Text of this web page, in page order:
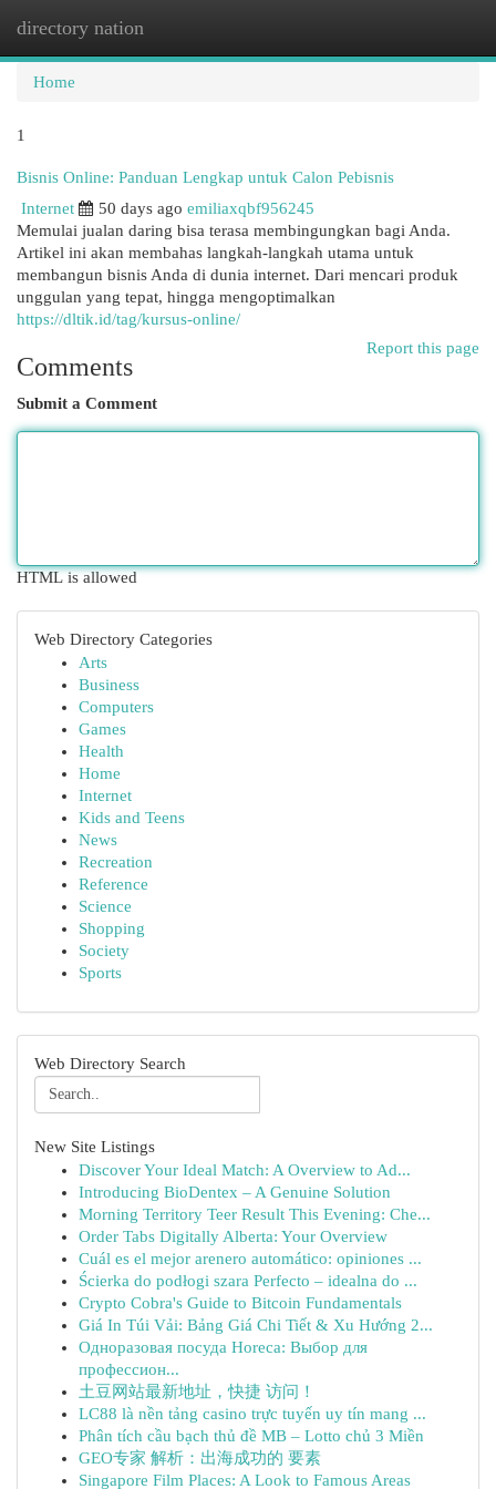
directory nation
Home
1
Bisnis Online: Panduan Lengkap untuk Calon Pebisnis
Internet
50 days ago emiliaxqbf956245
Memulai jualan daring bisa terasa membingungkan bagi Anda.
Artikel ini akan membahas langkah-langkah utama untuk
membangun bisnis Anda di dunia internet. Dari mencari produk
unggulan yang tepat, hingga mengoptimalkan
https://dltik.id/tag/kursus-online/
Report this page
Comments
Submit a Comment
HTML is allowed
Web Directory Categories
Arts
Business
Computers
Games
Health
Home
Internet
Kids and Teens
News
Recreation
Reference
Science
Shopping
Society
Sports
Web Directory Search
New Site Listings
Discover Your Ideal Match: A Overview to Ad...
Introducing BioDentex – A Genuine Solution
Morning Territory Teer Result This Evening: Che...
Order Tabs Digitally Alberta: Your Overview
Cuál es el mejor arenero automático: opiniones ...
Ścierka do podłogi szara Perfecto – idealna do ...
Crypto Cobra's Guide to Bitcoin Fundamentals
Giá In Túi Vải: Bảng Giá Chi Tiết & Xu Hướng 2...
Одноразовая посуда Horeca: Выбор для
профессион...
土豆网站最新地址，快捷 访问！
LC88 là nền tảng casino trực tuyến uy tín mang ...
Phân tích cầu bạch thủ đề MB – Lotto chủ 3 Miền
GEO专家 解析：出海成功的 要素
Singapore Film Places: A Look to Famous Areas